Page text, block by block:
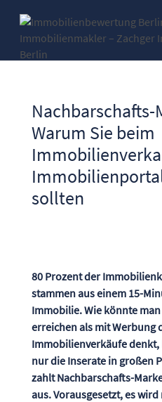
Nachbarschafts-
Warum Sie beim
sollten
80 Prozent der
stammen aus einem 15-
Immobilie. Wie könnte
erreichen als mit Werbung
Immobilienverkäufe
nur die Inserate in großen
zahlt Nachbarschafts-
aus. Vorausgesetzt, es